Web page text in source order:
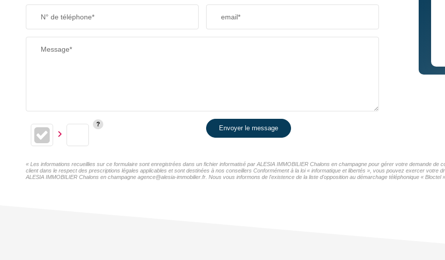
N° de téléphone* email*
Message*
Envoyer le message
« Les informations recueillies sur ce formulaire sont enregistrées dans un fichier informatisé par ALESIA IMMOBILIER Chalons en champagne pour gérer votre demande
client dans le respect des prescriptions légales applicables et sont destinées à nos conseillers Conformément à la loi « informatique et libertés », vous pouvez exercer votre
ALESIA IMMOBILIER Chalons en champagne agence@alesia-immobilier.fr. Nous vous informons de l'existence de la liste d'opposition au démarchage téléphonique «